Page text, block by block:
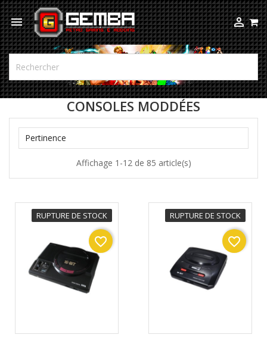
 
CONSOLES MODDÉES
Pertinence
Affichage 1-12 de 85 article(s)
RUPTURE DE STOCK
favorite_border
RUPTURE DE STOCK
favorite_border